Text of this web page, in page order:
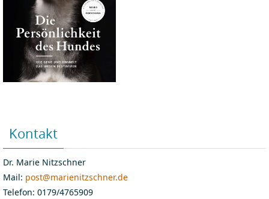
Kontakt
Dr. Marie Nitzschner
Mail: post@marienitzschner.de
Telefon: 0179/4765909